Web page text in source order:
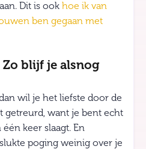
Dit is ook hoe ik van
ben gegaan met
blijf je alsnog
wil je het liefste door de
getreurd, want je bent echt
keer slaagt. En
poging weinig over je